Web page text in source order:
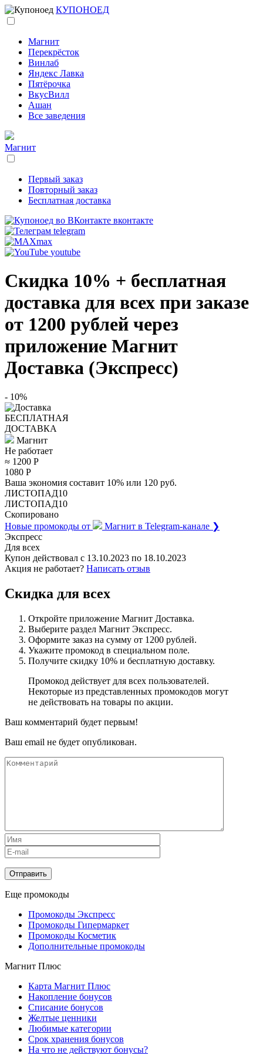
КУПОНОЕД
Магнит
Перекрёсток
Винлаб
Яндекс Лавка
Пятёрочка
ВкусВилл
Ашан
Все заведения
Магнит
Первый заказ
Повторный заказ
Бесплатная доставка
вконтакте
telegram
max
youtube
Скидка 10% + бесплатная
доставка для всех при заказе
от 1200 рублей через
приложение Магнит
Доставка (Экспресс)
- 10%
БЕСПЛАТНАЯ
ДОСТАВКА
Магнит
Не работает
≈ 1200 Р
1080 Р
Ваша экономия составит 10% или 120 руб.
ЛИСТОПАД10
ЛИСТОПАД10
Скопировано
Новые промокоды от
Магнит в Telegram-канале ❯
Экспресс
Для всех
Купон действовал с 13.10.2023 по 18.10.2023
Акция не работает? Написать отзыв
Скидка для всех
Откройте приложение Магнит Доставка.
Выберите раздел Магнит Экспресс.
Оформите заказ на сумму от 1200 рублей.
Укажите промокод в специальном поле.
Получите скидку 10% и бесплатную доставку.
Промокод действует для всех пользователей.
Некоторые из представленных промокодов могут
не действовать на товары по акции.
Ваш комментарий будет первым!
Ваш email не будет опубликован.
Еще промокоды
Промокоды Экспресс
Промокоды Гипермаркет
Промокоды Косметик
Дополнительные промокоды
Магнит Плюс
Карта Магнит Плюс
Накопление бонусов
Списание бонусов
Желтые ценники
Любимые категории
Срок хранения бонусов
На что не действуют бонусы?